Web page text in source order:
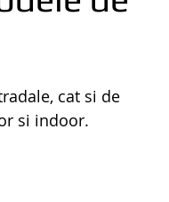
cat si de
si indoor.